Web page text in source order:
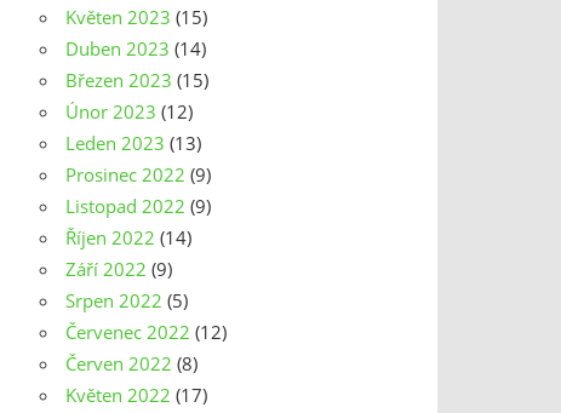
Květen 2023 (15)
Duben 2023 (14)
Březen 2023 (15)
Únor 2023 (12)
Leden 2023 (13)
Prosinec 2022 (9)
Listopad 2022 (9)
Říjen 2022 (14)
Září 2022 (9)
Srpen 2022 (5)
Červenec 2022 (12)
Červen 2022 (8)
Květen 2022 (17)